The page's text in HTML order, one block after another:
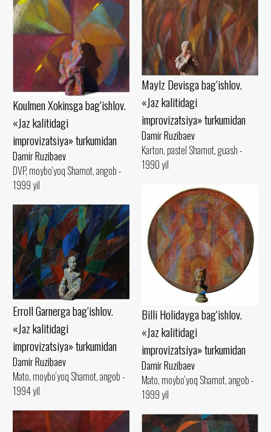
Koulmen Xokinsga bag‘ishlov.
«Jaz kalitidagi
improvizatsiya» turkumidan
Damir Ruzibaev
DVP, moybo‘yoq Shamot, angob -
1999 yil
Maylz Devisga bag‘ishlov.
«Jaz kalitidagi
improvizatsiya» turkumidan
Damir Ruzibaev
Karton, pastel Shamot, guash -
1990 yil
Billi Holidayga bag‘ishlov.
«Jaz kalitidagi
improvizatsiya» turkumidan
Damir Ruzibaev
Mato, moybo‘yoq Shamot, angob -
1999 yil
Erroll Garnerga bag‘ishlov.
«Jaz kalitidagi
improvizatsiya» turkumidan
Damir Ruzibaev
Mato, moybo‘yoq Shamot, angob -
1994 yil